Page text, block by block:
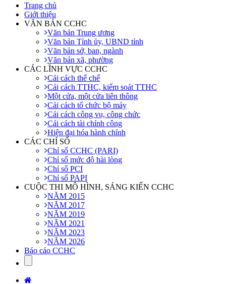
Trang chủ
Giới thiệu
VĂN BẢN CCHC
Văn bản Trung ương
Văn bản Tỉnh ủy, UBND tỉnh
Văn bản sở, ban, ngành
Văn bản xã, phường
CÁC LĨNH VỰC CCHC
Cải cách thể chế
Cải cách TTHC, kiểm soát TTHC
Một cửa, một cửa liên thông
Cải cách tổ chức bộ máy
Cải cách công vụ, công chức
Cải cách tài chính công
Hiện đại hóa hành chính
CÁC CHỈ SỐ
Chỉ số CCHC (PARI)
Chỉ số mức độ hài lòng
Chỉ số PCI
Chỉ số PAPI
CUỘC THI MÔ HÌNH, SÁNG KIẾN CCHC
NĂM 2015
NĂM 2017
NĂM 2019
NĂM 2021
NĂM 2023
NĂM 2026
Báo cáo CCHC